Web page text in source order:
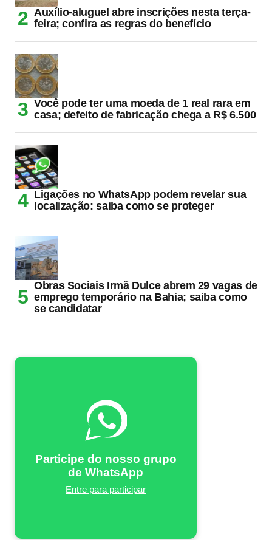
Auxílio-aluguel abre inscrições nesta terça-
feira; confira as regras do benefício
Você pode ter uma moeda de 1 real rara em
casa; defeito de fabricação chega a R$ 6.500
Ligações no WhatsApp podem revelar sua
localização: saiba como se proteger
Obras Sociais Irmã Dulce abrem 29 vagas de
emprego temporário na Bahia; saiba como
se candidatar
Participe do nosso grupo
de WhatsApp
Entre para participar